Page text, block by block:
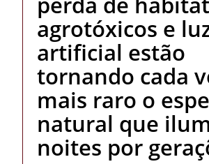
agrotóxicos e
artificial estão
tornando cada
mais raro o
natural que
noites por